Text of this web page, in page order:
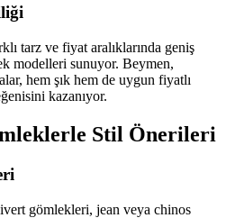
tarz ve fiyat aralıklarında geniş
modelleri sunuyor. Beymen,
hem şık hem de uygun fiyatlı
kazanıyor.
Stil Önerileri
gömlekleri, jean veya chinos